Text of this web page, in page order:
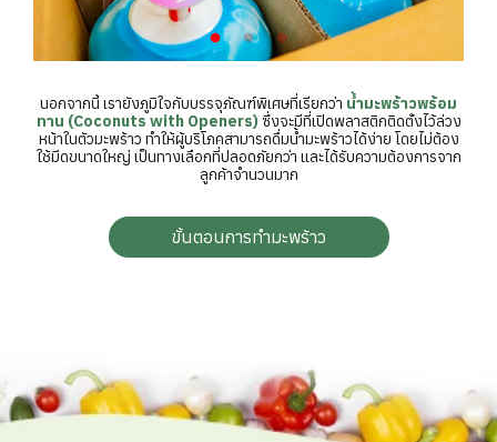
นอกจากนี้ เรายังภูมิใจกับบรรจุภัณฑ์พิเศษที่เรียกว่า น้ำมะพร้าวพร้อม
ทาน (Coconuts with Openers)ซึ่งจะมีที่เปิดพลาสติกติดตั้งไว้ล่วง
หน้าในตัวมะพร้าว ทำให้ผู้บริโภคสามารถดื่มน้ำมะพร้าวได้ง่าย โดยไม่ต้อง
ใช้มีดขนาดใหญ่ เป็นทางเลือกที่ปลอดภัยกว่า และได้รับความต้องการจาก
ลูกค้าจำนวนมาก
ขั้นตอนการทำมะพร้าว